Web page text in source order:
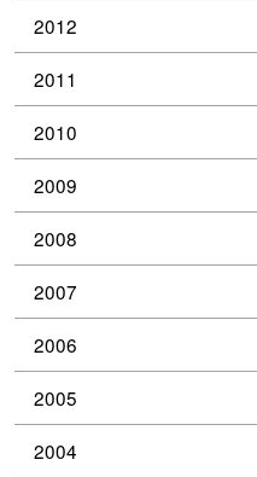
2012
2011
2010
2009
2008
2007
2006
2005
2004